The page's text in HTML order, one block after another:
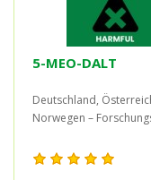
5-MEO-DALT
Deutschland,
Norwegen –